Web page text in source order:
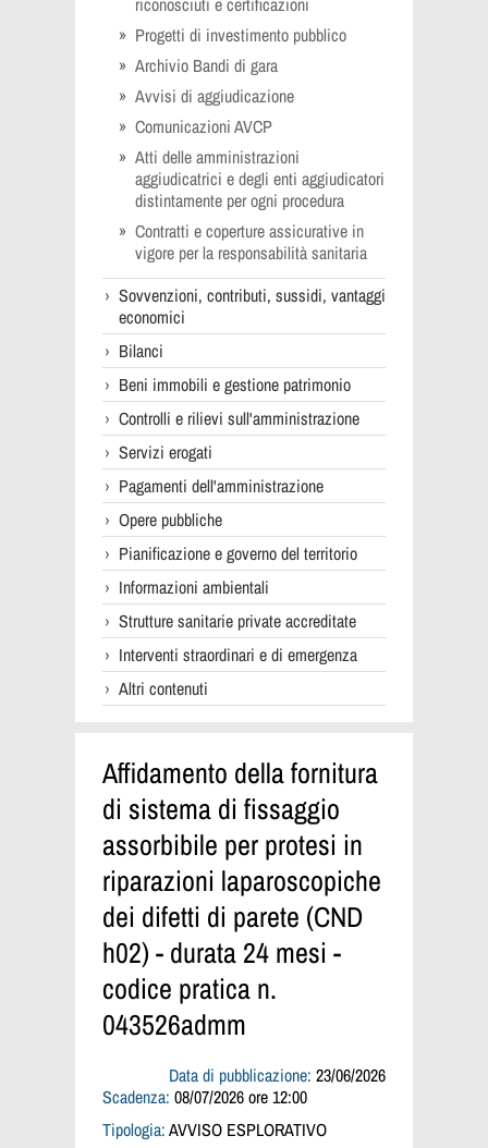
Progetti di investimento pubblico
Archivio Bandi di gara
Avvisi di aggiudicazione
Comunicazioni AVCP
Atti delle amministrazioni
aggiudicatrici e degli enti aggiudicatori
distintamente per ogni procedura
Contratti e coperture assicurative in
vigore per la responsabilità sanitaria
Sovvenzioni, contributi, sussidi, vantaggi
economici
Bilanci
Beni immobili e gestione patrimonio
Controlli e rilievi sull'amministrazione
Servizi erogati
Pagamenti dell'amministrazione
Opere pubbliche
Pianificazione e governo del territorio
Informazioni ambientali
Strutture sanitarie private accreditate
Interventi straordinari e di emergenza
Altri contenuti
Affidamento della fornitura
di sistema di fissaggio
assorbibile per protesi in
riparazioni laparoscopiche
dei difetti di parete (CND
h02) - durata 24 mesi -
codice pratica n.
043526admm
Data di pubblicazione: 23/06/2026
Scadenza: 08/07/2026 ore 12:00
Tipologia:AVVISO ESPLORATIVO